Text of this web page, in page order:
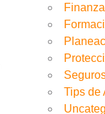
Tips de